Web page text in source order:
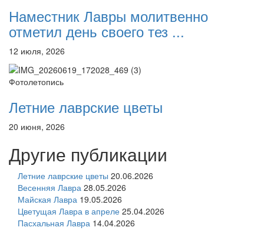
Наместник Лавры молитвенно
отметил день своего тез ...
12 июля, 2026
Фотолетопись
Летние лаврские цветы
20 июня, 2026
Другие публикации
Летние лаврские цветы 20.06.2026
Весенняя Лавра 28.05.2026
Майская Лавра 19.05.2026
Цветущая Лавра в апреле 25.04.2026
Пасхальная Лавра 14.04.2026